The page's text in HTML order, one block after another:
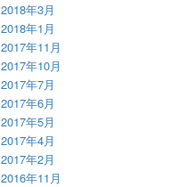
2018年3月
2018年1月
2017年11月
2017年10月
2017年7月
2017年6月
2017年5月
2017年4月
2017年2月
2016年11月